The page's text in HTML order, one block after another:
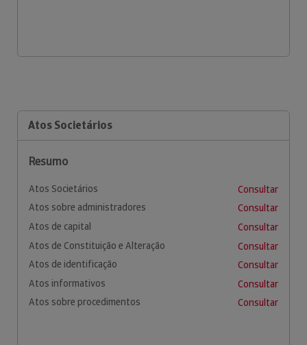
Atos Societários
Resumo
Atos Societários
Consultar
Atos sobre administradores
Consultar
Atos de capital
Consultar
Atos de Constituição e Alteração
Consultar
Atos de identificação
Consultar
Atos informativos
Consultar
Atos sobre procedimentos
Consultar